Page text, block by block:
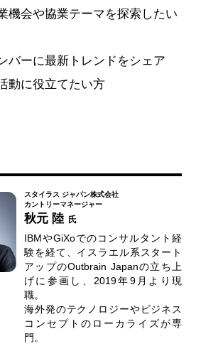
機会や協業テーマを探索したい
バーに最新トレンドをシェア
動に役立てたい方
スタイラス ジャパン株式会社
カントリーマネージャー
秋元 陸 氏
IBMやGiXoでのコンサルタント経
験を経て、イスラエル系スタート
アップのOutbrain Japanの⽴ち上
げに参画し、2019年9⽉より現
職。
海外発のテクノロジーやビジネス
コンセプトのローカライズが専
⾨。